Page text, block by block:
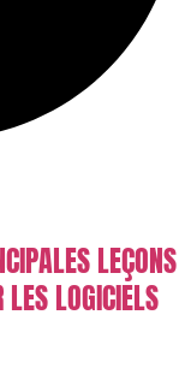
LEÇONS
LES LOGICIELS